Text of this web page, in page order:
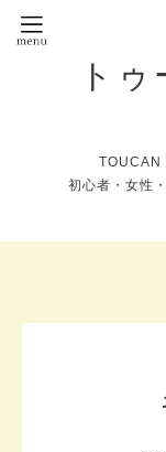
ト
TOUCAN
初心者・女性